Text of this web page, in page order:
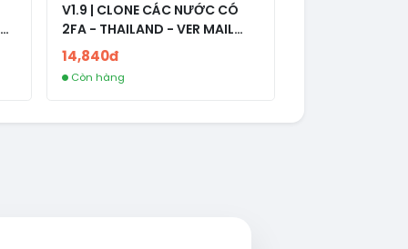
V1.9 | CLONE CÁC NƯỚC CÓ
2FA - THAILAND - VER MAIL
FVIAINBOXES.COM - CLONE
NEW KHÔNG BẢO HÀNH LOCAL
14,840đ
Còn hàng